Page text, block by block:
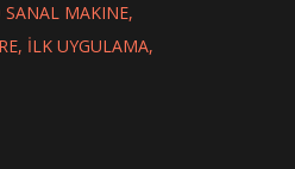
MAKINE
İLK UYGULAMA